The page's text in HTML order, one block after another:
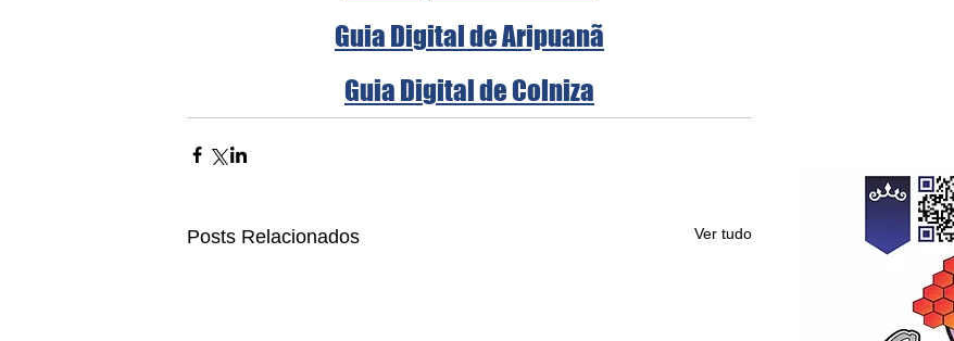
Guia Digital de Aripuanã
Guia Digital de Colniza
Posts Relacionados Ver tudo